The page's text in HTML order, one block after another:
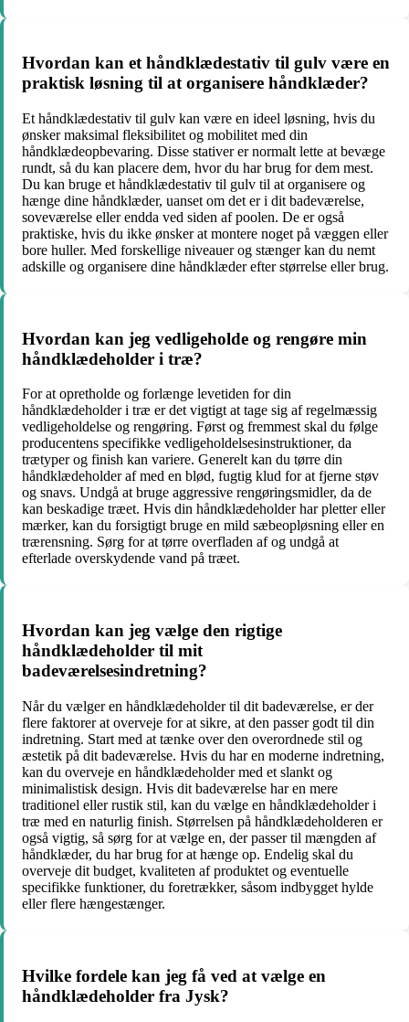
Hvordan kan et håndklædestativ til gulv være en
praktisk løsning til at organisere håndklæder?
Et håndklædestativ til gulv kan være en ideel løsning, hvis du
ønsker maksimal fleksibilitet og mobilitet med din
håndklædeopbevaring. Disse stativer er normalt lette at bevæge
rundt, så du kan placere dem, hvor du har brug for dem mest.
Du kan bruge et håndklædestativ til gulv til at organisere og
hænge dine håndklæder, uanset om det er i dit badeværelse,
soveværelse eller endda ved siden af poolen. De er også
praktiske, hvis du ikke ønsker at montere noget på væggen eller
bore huller. Med forskellige niveauer og stænger kan du nemt
adskille og organisere dine håndklæder efter størrelse eller brug.
Hvordan kan jeg vedligeholde og rengøre min
håndklædeholder i træ?
For at opretholde og forlænge levetiden for din
håndklædeholder i træ er det vigtigt at tage sig af regelmæssig
vedligeholdelse og rengøring. Først og fremmest skal du følge
producentens specifikke vedligeholdelsesinstruktioner, da
trætyper og finish kan variere. Generelt kan du tørre din
håndklædeholder af med en blød, fugtig klud for at fjerne støv
og snavs. Undgå at bruge aggressive rengøringsmidler, da de
kan beskadige træet. Hvis din håndklædeholder har pletter eller
mærker, kan du forsigtigt bruge en mild sæbeopløsning eller en
trærensning. Sørg for at tørre overfladen af og undgå at
efterlade overskydende vand på træet.
Hvordan kan jeg vælge den rigtige
håndklædeholder til mit
badeværelsesindretning?
Når du vælger en håndklædeholder til dit badeværelse, er der
flere faktorer at overveje for at sikre, at den passer godt til din
indretning. Start med at tænke over den overordnede stil og
æstetik på dit badeværelse. Hvis du har en moderne indretning,
kan du overveje en håndklædeholder med et slankt og
minimalistisk design. Hvis dit badeværelse har en mere
traditionel eller rustik stil, kan du vælge en håndklædeholder i
træ med en naturlig finish. Størrelsen på håndklædeholderen er
også vigtig, så sørg for at vælge en, der passer til mængden af
håndklæder, du har brug for at hænge op. Endelig skal du
overveje dit budget, kvaliteten af produktet og eventuelle
specifikke funktioner, du foretrækker, såsom indbygget hylde
eller flere hængestænger.
Hvilke fordele kan jeg få ved at vælge en
håndklædeholder fra Jysk?